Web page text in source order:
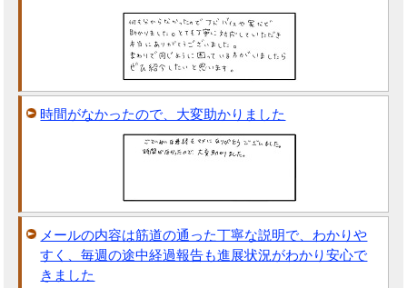
時間がなかったので、大変助かりました
メールの内容は筋道の通った丁寧な説明で、わかりや
すく、毎週の途中経過報告も進展状況がわかり安心で
きました